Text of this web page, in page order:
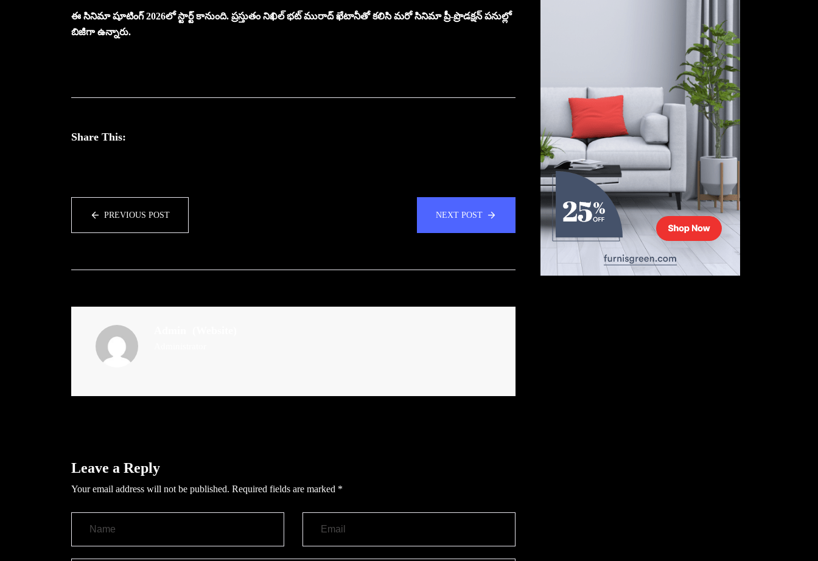
ఈ సినిమా షూటింగ్ 2026లో స్టార్ట్ కానుంది. ప్రస్తుతం నిఖిల్ భట్ మురాద్ ఖేటానీతో కలిసి మరో సినిమా ప్రీ-ప్రొడక్షన్ పనుల్లో
బిజీగా ఉన్నారు.
Share This:
PREVIOUS POST NEXT POST
Leave a Reply
Your email address will not be published. Required fields are marked *